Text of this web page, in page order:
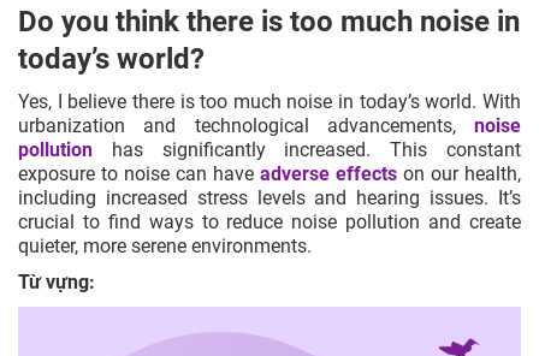
Do you think there is too much noise in
today’s world?
Yes, I believe there is too much noise in today’s world. With
urbanization and technological advancements, noise
pollution has significantly increased. This constant
exposure to noise can have adverse effects on our health,
including increased stress levels and hearing issues. It’s
crucial to find ways to reduce noise pollution and create
quieter, more serene environments.
Từ vựng: